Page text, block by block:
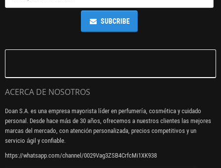
SUBCRIBE
ACERCA DE NOSOTROS
Doan S.A. es una empresa mayorista líder en perfumería, cosmética y cuidado
personal. Desde hace más de 30 años, ofrecemos a nuestros clientes las mejores
marcas del mercado, con atención personalizada, precios competitivos y un
servicio ágil y confiable.
https://whatsapp.com/channel/0029Vag3ZSB4CrfcMi1XK938